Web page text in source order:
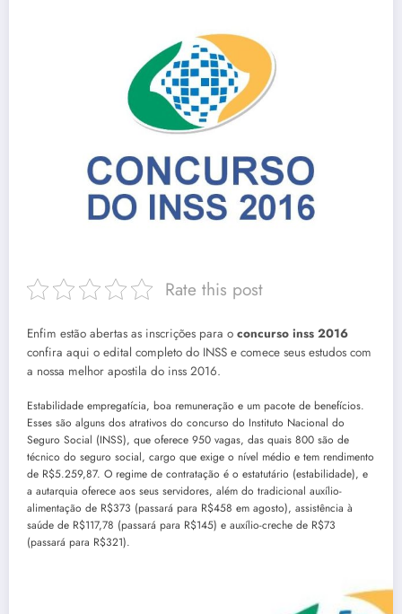
Rate this post
Enfim estão abertas as inscrições para o concurso inss 2016
confira aqui o edital completo do INSS e comece seus estudos com
a nossa melhor apostila do inss 2016.
Estabilidade empregatícia, boa remuneração e um pacote de benefícios.
Esses são alguns dos atrativos do concurso do Instituto Nacional do
Seguro Social (INSS), que oferece 950 vagas, das quais 800 são de
técnico do seguro social, cargo que exige o nível médio e tem rendimento
de R$5.259,87. O regime de contratação é o estatutário (estabilidade), e
a autarquia oferece aos seus servidores, além do tradicional auxílio-
alimentação de R$373 (passará para R$458 em agosto), assistência à
saúde de R$117,78 (passará para R$145) e auxílio-creche de R$73
(passará para R$321).